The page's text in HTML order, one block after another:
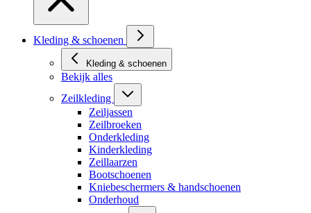
Kleding & schoenen
Kleding & schoenen
Bekijk alles
Zeilkleding
Zeiljassen
Zeilbroeken
Onderkleding
Kinderkleding
Zeillaarzen
Bootschoenen
Kniebeschermers & handschoenen
Onderhoud